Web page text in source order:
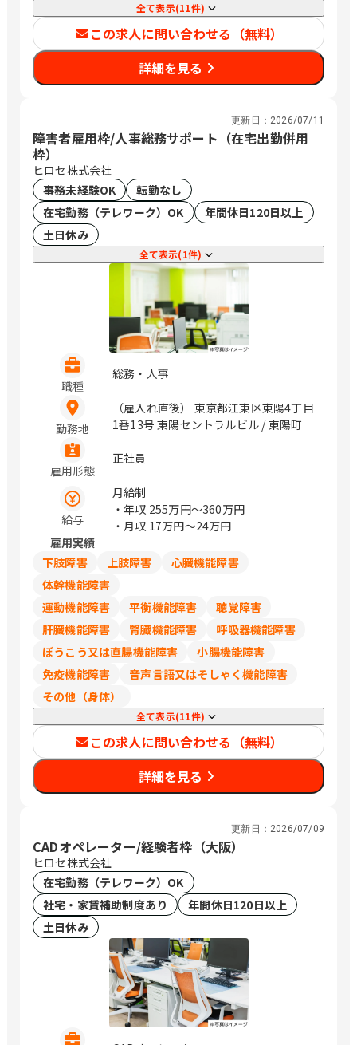
全て表示(11件)
この求人に問い合わせる（無料）
詳細を見る
更新日： 2026/07/11
障害者雇用枠/人事総務サポート（在宅出勤併用
枠）
ヒロセ株式会社
事務未経験OK
転勤なし
在宅勤務（テレワーク）OK
年間休日120日以上
土日休み
全て表示(1件)
職種
総務・人事
勤務地
（雇入れ直後） 東京都江東区東陽4丁目
1番13号 東陽セントラルビル / 東陽町
雇用形態
正社員
給与
月給制
・年収 255万円〜360万円
・月収 17万円〜24万円
雇用実績
下肢障害
上肢障害
心臓機能障害
体幹機能障害
運動機能障害
平衡機能障害
聴覚障害
肝臓機能障害
腎臓機能障害
呼吸器機能障害
ぼうこう又は直腸機能障害
小腸機能障害
免疫機能障害
音声言語又はそしゃく機能障害
その他（身体）
全て表示(11件)
この求人に問い合わせる（無料）
詳細を見る
更新日： 2026/07/09
CADオペレーター/経験者枠（大阪）
ヒロセ株式会社
在宅勤務（テレワーク）OK
社宅・家賃補助制度あり
年間休日120日以上
土日休み